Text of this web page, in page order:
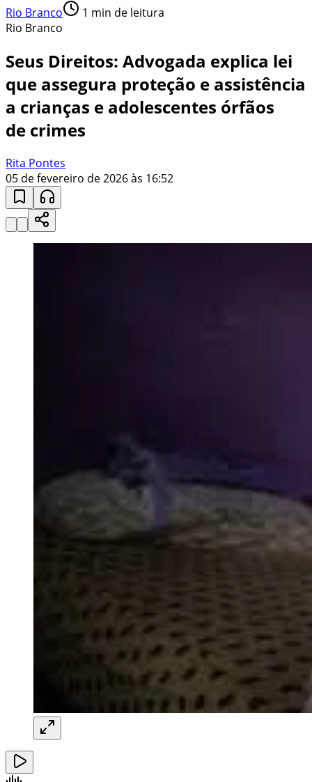
Rio Branco 1 min de leitura
Rio Branco
Seus Direitos: Advogada explica lei
que assegura proteção e assistência
a crianças e adolescentes órfãos
de crimes
Rita Pontes
05 de fevereiro de 2026 às 16:52